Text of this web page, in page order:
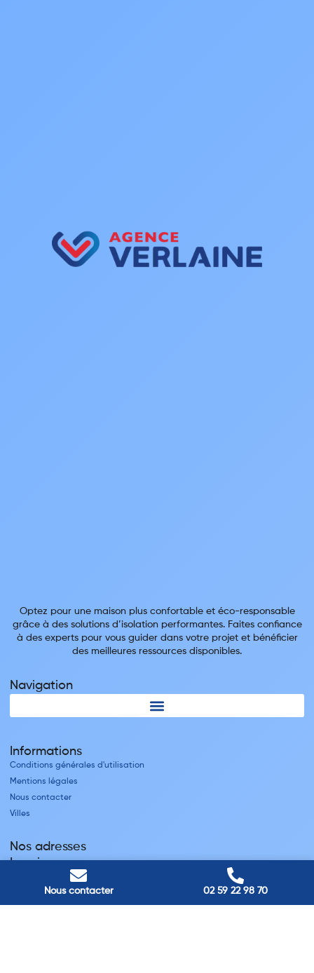
Nous contacter 02 59 22 98 70
Optez pour une maison plus confortable et éco-responsable
grâce à des solutions d’isolation performantes. Faites confiance
à des experts pour vous guider dans votre projet et bénéficier
des meilleures ressources disponibles.
Navigation
Informations
Conditions générales d'utilisation
Mentions légales
Nous contacter
Villes
Nos adresses
Louviers
45 avenue Winston Churchill, Louviers, France
Pont-Audemer
9 Rue du Président Georges Pompidou, Pont-Audemer, France